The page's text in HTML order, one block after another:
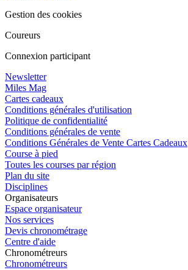
Gestion des cookies
Coureurs
Connexion participant
Newsletter
Miles Mag
Cartes cadeaux
Conditions générales d'utilisation
Politique de confidentialité
Conditions générales de vente
Conditions Générales de Vente Cartes Cadeaux
Course à pied
Toutes les courses par région
Plan du site
Disciplines
Organisateurs
Espace organisateur
Nos services
Devis chronométrage
Centre d'aide
Chronométreurs
Chronométreurs